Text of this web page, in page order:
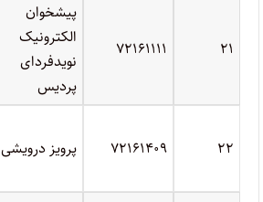
۲۱ ۷۲۱۶۱۱۱۱
پیشخوان
الکترونیک
نویدفردای
پردیس
۲۲ ۷۲۱۶۱۴۰۹ پرویز درویشی